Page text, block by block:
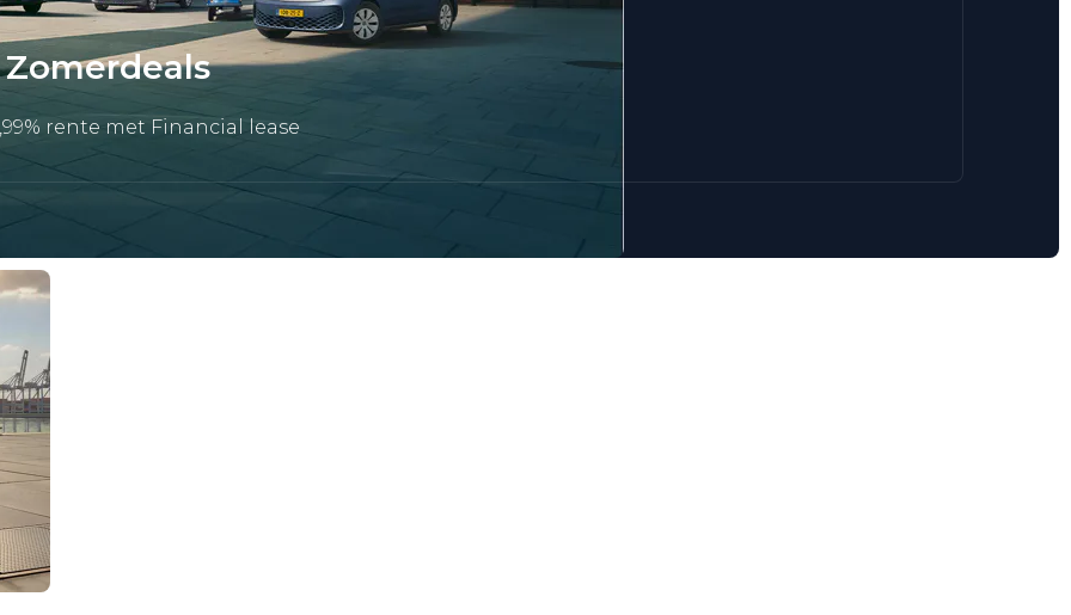
rente met Financial lease